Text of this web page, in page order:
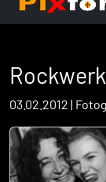
03.02.2012 |